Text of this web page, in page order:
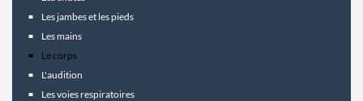
Les jambes et les pieds
Les mains
Le corps
L'audition
Les voies respiratoires